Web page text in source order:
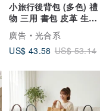
小旅行後背包 (多色) 禮
物 三用 書包 皮革 生日
手工 復古 手作
廣告
光合系
US$ 43.58 US$ 53.14